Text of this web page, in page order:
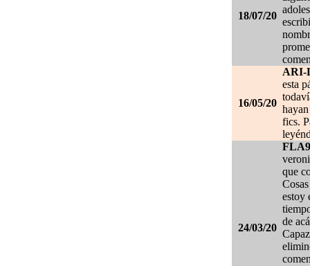
18/07/20
16/05/20
ARI-
esta
fics.
24/03/20
que
estoy
de